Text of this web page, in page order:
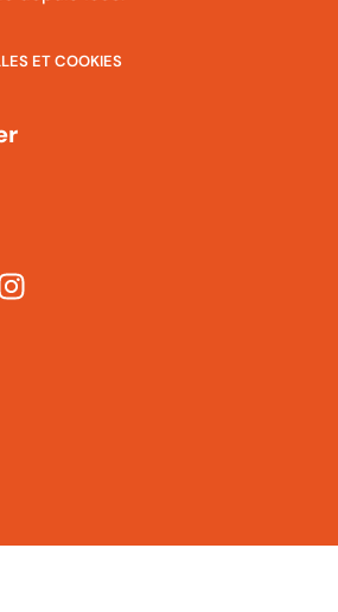
ET COOKIES